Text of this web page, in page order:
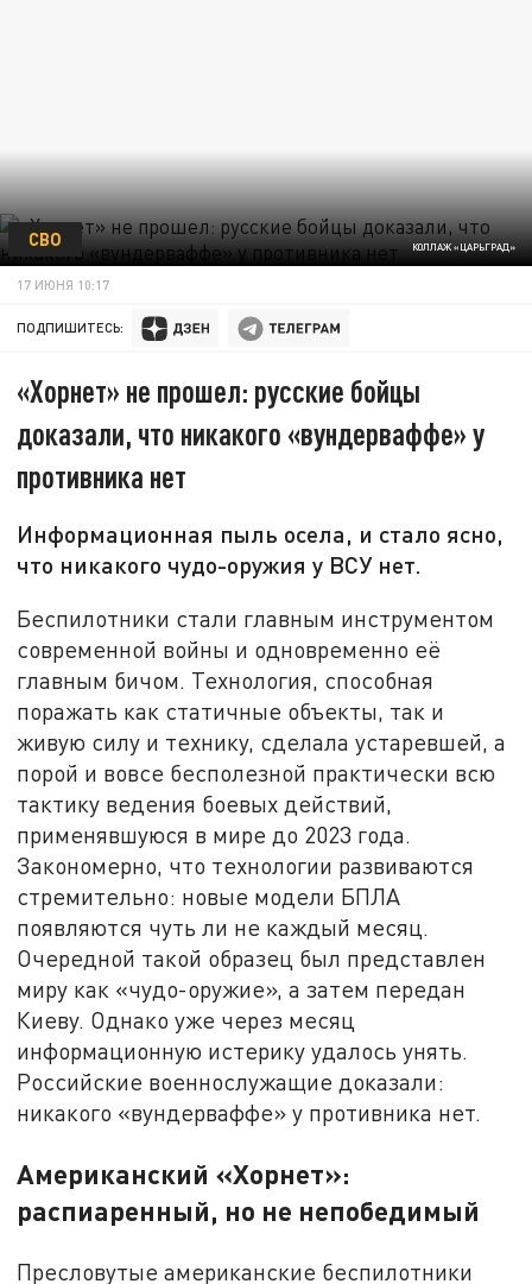
КОЛЛАЖ «ЦАРЬГРАД»
СВО
17 ИЮНЯ 10:17
ПОДПИШИТЕСЬ:
«Хорнет» не прошел: русские бойцы
доказали, что никакого «вундерваффе» у
противника нет
Информационная пыль осела, и стало ясно,
что никакого чудо-оружия у ВСУ нет.
Беспилотники стали главным инструментом
современной войны и одновременно её
главным бичом. Технология, способная
поражать как статичные объекты, так и
живую силу и технику, сделала устаревшей, а
порой и вовсе бесполезной практически всю
тактику ведения боевых действий,
применявшуюся в мире до 2023 года.
Закономерно, что технологии развиваются
стремительно: новые модели БПЛА
появляются чуть ли не каждый месяц.
Очередной такой образец был представлен
миру как «чудо-оружие», а затем передан
Киеву. Однако уже через месяц
информационную истерику удалось унять.
Российские военнослужащие доказали:
никакого «вундерваффе» у противника нет.
Американский «Хорнет»:
распиаренный, но не непобедимый
Пресловутые американские беспилотники